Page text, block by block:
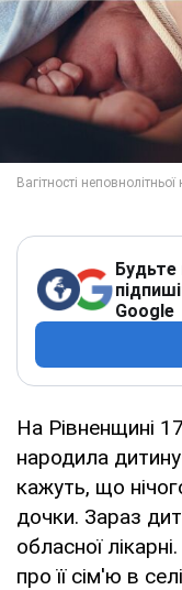
Будьте
Google
На Рівненщині
народила дитину
кажуть, що
дочки. Зараз
обласної
про її сім'ю в